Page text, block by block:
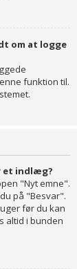
om at logge
funktion til.
et indlæg?
"Nyt emne".
på "Besvar".
før du kan
altid i bunden